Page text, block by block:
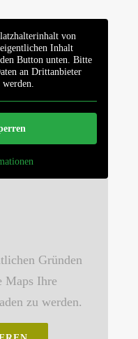
von
Inhalt
Button unten. Bitte
an Drittanbieter
Gründen
Maps Ihre
zu werden.